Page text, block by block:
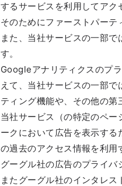
するサービスを利用してアク
そのためにファーストパーテ
また、当社サービスの一部
す。
Googleアナリティクスのプ
えて、当社サービスの一部
ティング機能や、その他の第
当社サービス（の特定のペ
ークにおいて広告を表示す
の過去のアクセス情報を利用
グーグル社の広告のプライバ
またグーグル社のインタレス